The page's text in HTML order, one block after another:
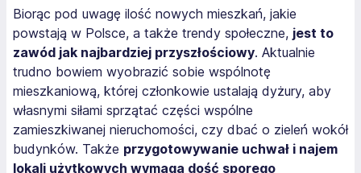
Biorąc pod uwagę ilość nowych mieszkań, jakie
powstają w Polsce, a także trendy społeczne, jest to
zawód jak najbardziej przyszłościowy. Aktualnie
trudno bowiem wyobrazić sobie wspólnotę
mieszkaniową, której członkowie ustalają dyżury, aby
własnymi siłami sprzątać części wspólne
zamieszkiwanej nieruchomości, czy dbać o zieleń wokół
budynków. Także przygotowywanie uchwał i najem
lokali użytkowych wymaga dość sporego